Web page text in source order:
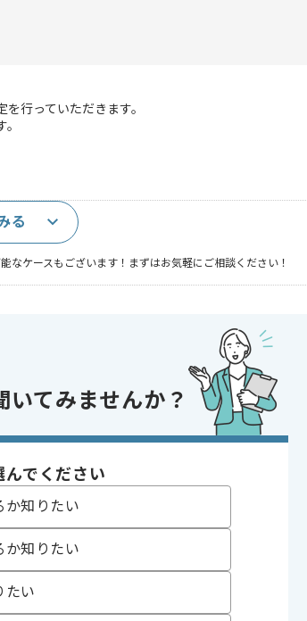
行っていただきます。
ケースもございます！まずはお気軽にご相談ください！
長期プロジェクト , 40代活躍中 , BtoC向け
る
いてみませんか？
でください
か知りたい
か知りたい
たい